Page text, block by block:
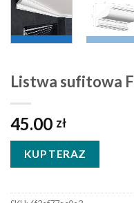
Listwa sufitowa
45.00 zł
KUP TERAZ